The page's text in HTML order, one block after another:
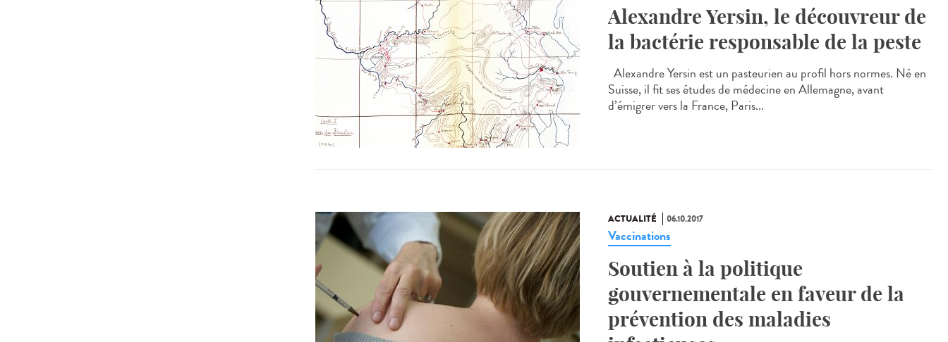
Alexandre Yersin, le découvreur de
la bactérie responsable de la peste
Alexandre Yersin est un pasteurien au profil hors normes. Né en
Suisse, il fit ses études de médecine en Allemagne, avant
d’émigrer vers la France, Paris...
ACTUALITÉ 06.10.2017
Vaccinations
Soutien à la politique
gouvernementale en faveur de la
prévention des maladies